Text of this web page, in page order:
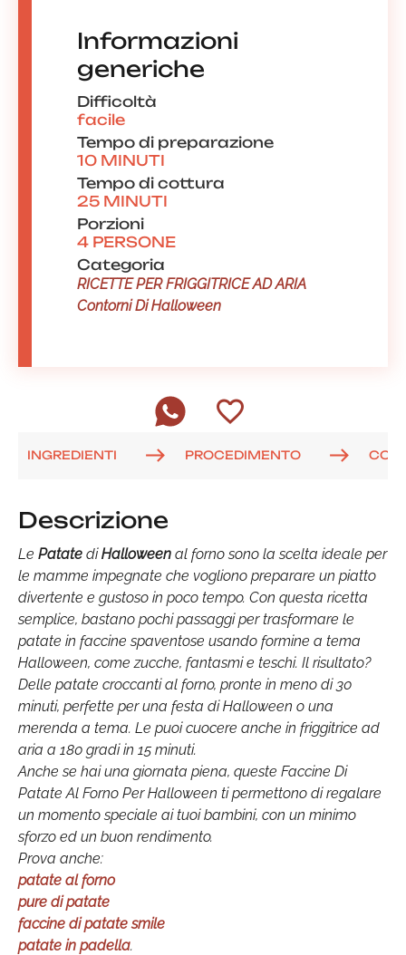
Informazioni
generiche
Difficoltà
facile
Tempo di preparazione
10 MINUTI
Tempo di cottura
25 MINUTI
Porzioni
4 PERSONE
Categoria
RICETTE PER FRIGGITRICE AD ARIA
Contorni Di Halloween
INGREDIENTI PROCEDIMENTO
Descrizione
Le Patate diHalloween al forno sono la scelta ideale per
le mamme impegnate che vogliono preparare un piatto
divertente e gustoso in poco tempo. Con questa ricetta
semplice, bastano pochi passaggi per trasformare le
patate in faccine spaventose usando formine a tema
Halloween, come zucche, fantasmi e teschi. Il risultato?
Delle patate croccanti al forno, pronte in meno di 30
minuti, perfette per una festa di Halloween o una
merenda a tema. Le puoi cuocere anche in friggitrice ad
aria a 180 gradi in 15 minuti.
Anche se hai una giornata piena, queste Faccine Di
Patate Al Forno Per Halloween ti permettono di regalare
un momento speciale ai tuoi bambini, con un minimo
sforzo ed un buon rendimento.
Prova anche:
patate al forno
pure di patate
faccine di patate smile
patate in padella.